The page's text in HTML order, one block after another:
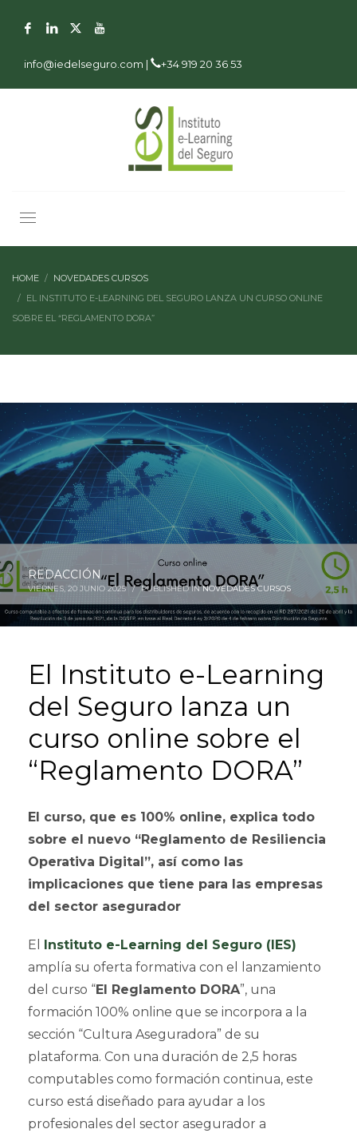
info@iedelseguro.com | +34 919 20 36 53
HOME
NOVEDADES CURSOS
EL INSTITUTO E-LEARNING DEL SEGURO LANZA UN CURSO ONLINE
SOBRE EL “REGLAMENTO DORA”
REDACCIÓN
VIERNES, 20 JUNIO 2025 / PUBLISHED INNOVEDADES CURSOS
El Instituto e-Learning
del Seguro lanza un
curso online sobre el
“Reglamento DORA”
El curso, que es 100% online, explica todo
sobre el nuevo “Reglamento de Resiliencia
Operativa Digital”, así como las
implicaciones que tiene para las empresas
del sector asegurador
El
Instituto e-Learning del Seguro (IES)
amplía su oferta formativa con el lanzamiento
del curso “El Reglamento DORA”, una
formación 100% online que se incorpora a la
sección “Cultura Aseguradora” de su
plataforma. Con una duración de 2,5 horas
computables como formación continua, este
curso está diseñado para ayudar a los
profesionales del sector asegurador a